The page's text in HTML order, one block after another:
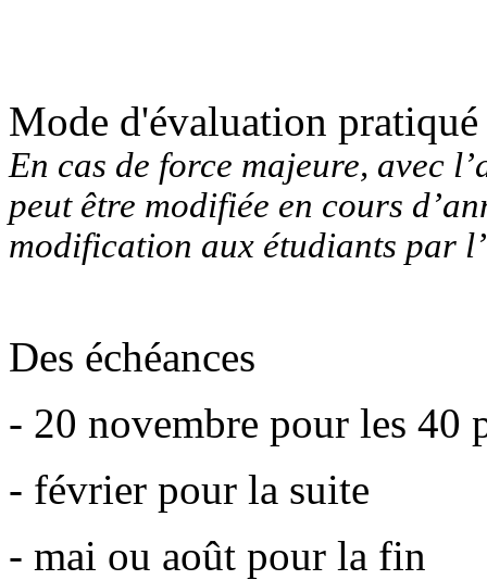
Mode d'évaluation pratiqué
En cas de force majeure, avec
peut être modifiée en cours
modification aux étudiants par
Des échéances
- 20 novembre pour les 40
- février pour la suite
- mai ou août pour la fin